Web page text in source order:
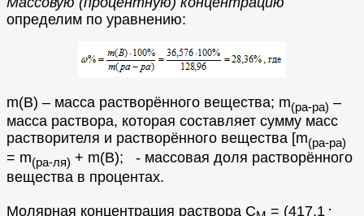
определим по уравнению:
m(B) – масса растворённого вещества; m(ра-ра) –
масса раствора, которая составляет сумму масс
растворителя и растворённого вещества [m(ра-ра)
= m(ра-ля) + m(В); - массовая доля растворённого
вещества в процентах.
Молярная концентрация раствора С = (417,1 .